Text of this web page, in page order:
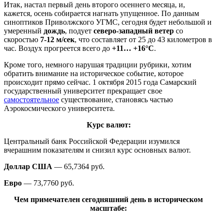
Итак, настал первый день второго осеннего месяца, и,
кажется, осень собирается нагнать упущенное. По данным
синоптиков Приволжского УГМС, сегодня будет небольшой и
умеренный дождь, подует северо-западный ветер со
скоростью 7-12 м/сек, что составляет от 25 до 43 километров в
час. Воздух прогреется всего до +11… +16°C.
Кроме того, немного нарушая традиции рубрики, хотим
обратить внимание на историческое событие, которое
происходит прямо сейчас. 1 октября 2015 года Самарский
государственный университет прекращает свое
самостоятельное существование, становясь частью
Аэрокосмического университета.
Курс валют:
Центральный банк Российской Федерации изумился
вчерашним показателям и снизил курс основных валют.
Доллар США — 65,7364 руб.
Евро — 73,7760 руб.
Чем примечателен сегодняшний день в историческом
масштабе: